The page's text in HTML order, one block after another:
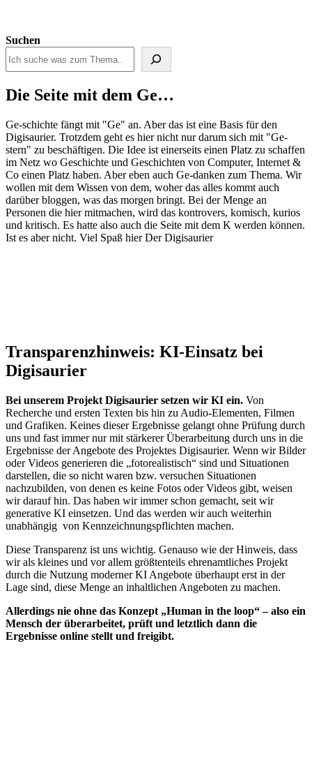
Suchen
Die Seite mit dem Ge…
Ge-schichte fängt mit "Ge" an. Aber das ist eine Basis für den
Digisaurier. Trotzdem geht es hier nicht nur darum sich mit "Ge-
stern" zu beschäftigen. Die Idee ist einerseits einen Platz zu schaffen
im Netz wo Geschichte und Geschichten von Computer, Internet &
Co einen Platz haben. Aber eben auch Ge-danken zum Thema. Wir
wollen mit dem Wissen von dem, woher das alles kommt auch
darüber bloggen, was das morgen bringt. Bei der Menge an
Personen die hier mitmachen, wird das kontrovers, komisch, kurios
und kritisch. Es hatte also auch die Seite mit dem K werden können.
Ist es aber nicht. Viel Spaß hier Der Digisaurier
Transparenzhinweis: KI-Einsatz bei
Digisaurier
Bei unserem Projekt Digisaurier setzen wir KI ein. Von
Recherche und ersten Texten bis hin zu Audio-Elementen, Filmen
und Grafiken. Keines dieser Ergebnisse gelangt ohne Prüfung durch
uns und fast immer nur mit stärkerer Überarbeitung durch uns in die
Ergebnisse der Angebote des Projektes Digisaurier. Wenn wir Bilder
oder Videos generieren die „fotorealistisch“ sind und Situationen
darstellen, die so nicht waren bzw. versuchen Situationen
nachzubilden, von denen es keine Fotos oder Videos gibt, weisen
wir darauf hin. Das haben wir immer schon gemacht, seit wir
generative KI einsetzen. Und das werden wir auch weiterhin
unabhängig von Kennzeichnungspflichten machen.
Diese Transparenz ist uns wichtig. Genauso wie der Hinweis, dass
wir als kleines und vor allem größtenteils ehrenamtliches Projekt
durch die Nutzung moderner KI Angebote überhaupt erst in der
Lage sind, diese Menge an inhaltlichen Angeboten zu machen.
Allerdings nie ohne das Konzept „Human in the loop“ – also ein
Mensch der überarbeitet, prüft und letztlich dann die
Ergebnisse online stellt und freigibt.